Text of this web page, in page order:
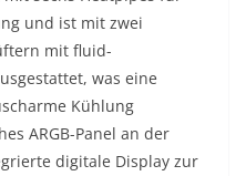
und ist mit zwei
mit fluid-
was eine
Kühlung
ARGB-Panel an der
digitale Display zur